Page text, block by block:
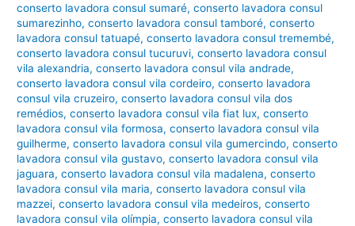
conserto lavadora consul sumaré,conserto lavadora consul
sumarezinho,conserto lavadora consul tamboré,conserto
lavadora consul tatuapé,conserto lavadora consul tremembé,
conserto lavadora consul tucuruvi,conserto lavadora consul
vila alexandria,conserto lavadora consul vila andrade,
conserto lavadora consul vila cordeiro,conserto lavadora
consul vila cruzeiro,conserto lavadora consul vila dos
remédios,conserto lavadora consul vila fiat lux,conserto
lavadora consul vila formosa,conserto lavadora consul vila
guilherme,conserto lavadora consul vila gumercindo,conserto
lavadora consul vila gustavo,conserto lavadora consul vila
jaguara,conserto lavadora consul vila madalena,conserto
lavadora consul vila maria,conserto lavadora consul vila
mazzei,conserto lavadora consul vila medeiros,conserto
lavadora consul vila olímpia,conserto lavadora consul vila